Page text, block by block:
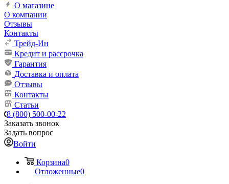
О магазине
О компании
Отзывы
Контакты
Трейд-Ин
Кредит и рассрочка
Гарантия
Доставка и оплата
Отзывы
Контакты
Статьи
8 (800) 500-00-22
Заказать звонок
Задать вопрос
Войти
Корзина0
Отложенные0